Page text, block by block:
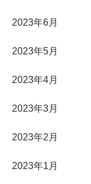
2023年6月
2023年5月
2023年4月
2023年3月
2023年2月
2023年1月